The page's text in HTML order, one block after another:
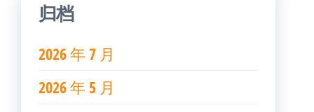
归档
2026 年 7 月
2026 年 5 月